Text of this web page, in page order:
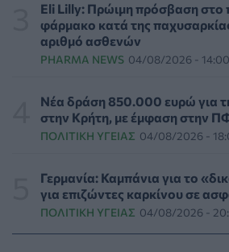
Έκτακτα μέτρα και στην Καστοριά
της ευλογιάς των προβάτων
ΕΠΙΚΑΙΡΌΤΗΤΑ 06/08/2026 - 16:16
Τα τρία SOS στη μέση ηλικία που
επιπλέον χρόνια χωρίς άνοια
ΥΓΕΊΑ 06/08/2026 - 16:00
Εθελοντές του ΕΕΣ διέσωσαν
άγρια ζώα από τις φωτιές στη
06/08/2026 - 15:42
Eli Lilly: Πρώιμη πρόσβαση στο
φάρμακο κατά της
αριθμό ασθενών
PHARMA NEWS 04/08/2026 - 14:00
Νέα δράση 850.000 ευρώ για
στην Κρήτη, με έμφαση στην
ΠΟΛΙΤΙΚΉ ΥΓΕΊΑΣ 04/08/2026 -
Γερμανία: Καμπάνια για το
για επιζώντες καρκίνου σε
ΠΟΛΙΤΙΚΉ ΥΓΕΊΑΣ 04/08/2026 -